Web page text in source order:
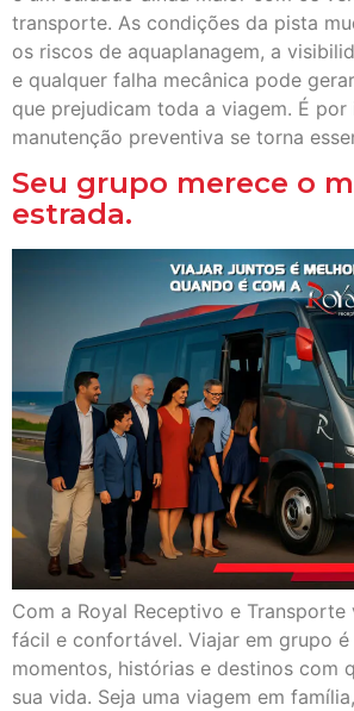
transporte. As condições da pista
os riscos de aquaplanagem, a
e qualquer falha mecânica pode
que prejudicam toda a viagem. É por
manutenção preventiva se torna
Seu grupo merece o
estrada.
Com a Royal Receptivo e
fácil e confortável. Viajar em grupo
momentos, histórias e destinos com
sua vida. Seja uma viagem em